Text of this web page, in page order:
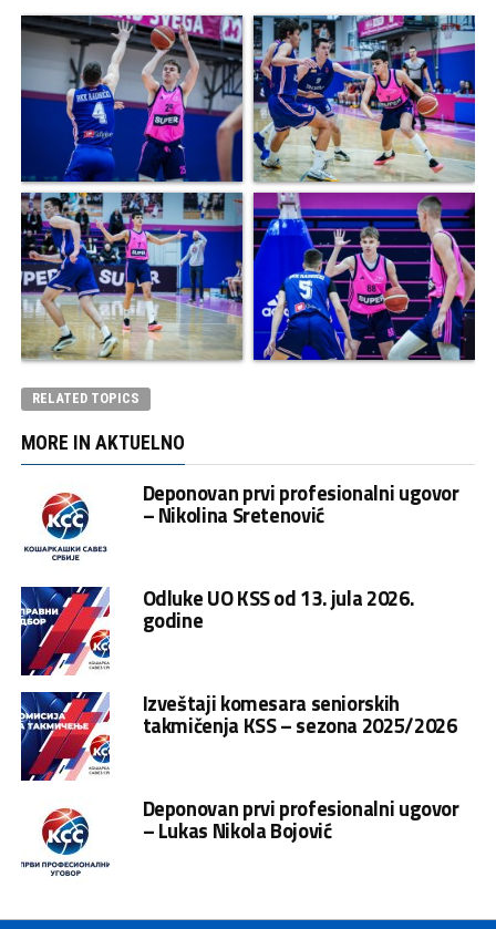
RELATED TOPICS
MORE IN AKTUELNO
Deponovan prvi profesionalni ugovor
– Nikolina Sretenović
Odluke UO KSS od 13. jula 2026.
godine
Izveštaji komesara seniorskih
takmičenja KSS – sezona 2025/2026
Deponovan prvi profesionalni ugovor
– Lukas Nikola Bojović